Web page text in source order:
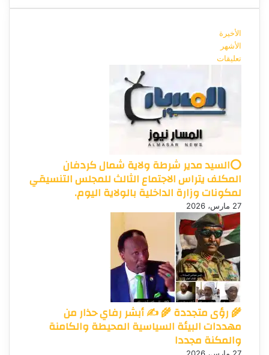
الأخيرة
الأشهر
تعليقات
⭕السيد مدير شرطة ولاية شمال كردفان
المكلف يتراس الاجتماع الثالث للمجلس التنسيقي
لمكونات وزارة الداخلية بالولاية اليوم.
27 مارس، 2026
🌾 رؤى متجددة 🌾 ✍️ أبشر رفاي حذار من
مهددات البيئة السياسية المحيطة والكامنة
والمكنة مجددا